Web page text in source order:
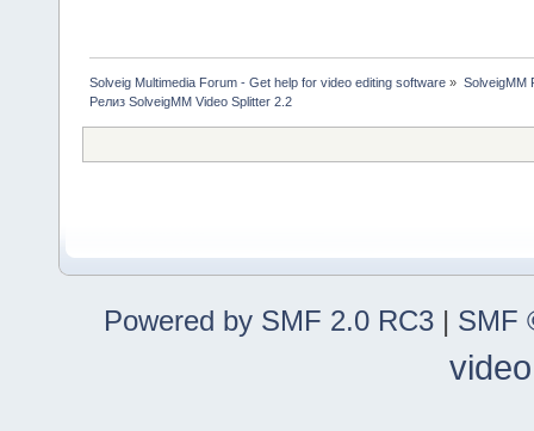
Solveig Multimedia Forum - Get help for video editing software » SolveigMM
Релиз SolveigMM Video Splitter 2.2
Powered by SMF 2.0 RC3 | SMF